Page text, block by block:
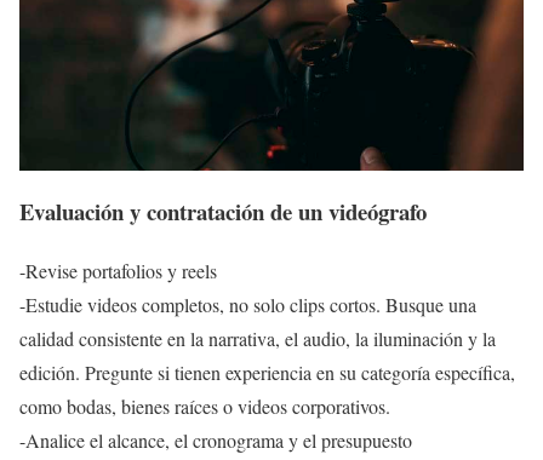
Evaluación y contratación de un videógrafo
-Revise portafolios y reels
-Estudie videos completos, no solo clips cortos. Busque una
calidad consistente en la narrativa, el audio, la iluminación y la
edición. Pregunte si tienen experiencia en su categoría específica,
como bodas, bienes raíces o videos corporativos.
-Analice el alcance, el cronograma y el presupuesto